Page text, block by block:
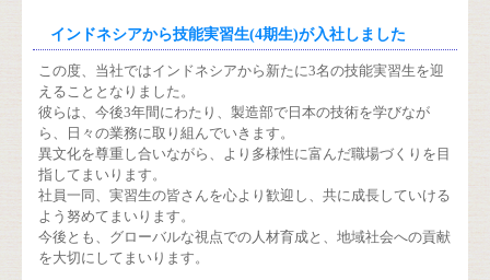
インドネシアから技能実習生(4期生)が入社しました
この度、当社ではインドネシアから新たに3名の技能実習生を迎
えることとなりました。
彼らは、今後3年間にわたり、製造部で日本の技術を学びなが
ら、日々の業務に取り組んでいきます。
異文化を尊重し合いながら、より多様性に富んだ職場づくりを目
指してまいります。
社員一同、実習生の皆さんを心より歓迎し、共に成長していける
よう努めてまいります。
今後とも、グローバルな視点での人材育成と、地域社会への貢献
を大切にしてまいります。